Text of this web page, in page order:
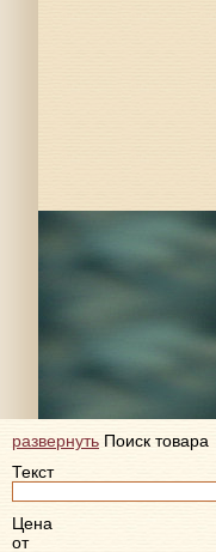
развернуть Поиск товара
Текст
Цена
от